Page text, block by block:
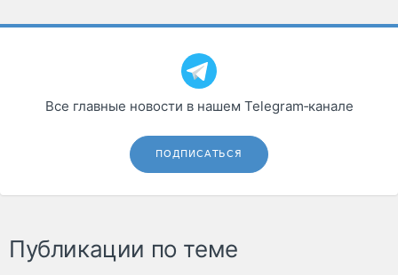
Все главные новости в нашем Telegram‑канале
ПОДПИСАТЬСЯ
Публикации по теме